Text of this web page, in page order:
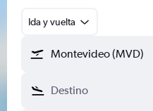
Ida y vuelta
Montevideo (MVD)
Destino